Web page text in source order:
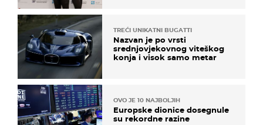
TREĆI UNIKATNI BUGATTI
Nazvan je po vrsti
srednjovjekovnog viteškog
konja i visok samo metar
OVO JE 10 NAJBOLJIH
Europske dionice dosegnule
su rekordne razine